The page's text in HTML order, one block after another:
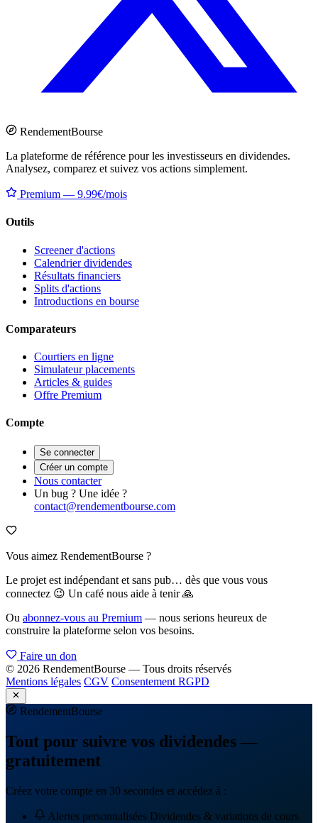
RendementBourse
La plateforme de référence pour les investisseurs en dividendes.
Analysez, comparez et suivez vos actions simplement.
Premium — 9.99€/mois
Outils
Screener d'actions
Calendrier dividendes
Résultats financiers
Splits d'actions
Introductions en bourse
Comparateurs
Courtiers en ligne
Simulateur placements
Articles & guides
Offre Premium
Compte
Se connecter
Créer un compte
Nous contacter
Un bug ? Une idée ?
contact@rendementbourse.com
Vous aimez RendementBourse ?
Le projet est indépendant et sans pub… dès que vous vous
connectez 😉 Un café nous aide à tenir 🙏
Ou abonnez-vous au Premium — nous serions heureux de
construire la plateforme selon vos besoins.
Faire un don
© 2026 RendementBourse — Tous droits réservés
Mentions légales CGV Consentement RGPD
RendementBourse
Tout pour suivre vos dividendes —
gratuitement
Créez votre compte en 30 secondes et accédez à :
Alertes personnalisées Dividendes & variations de cours